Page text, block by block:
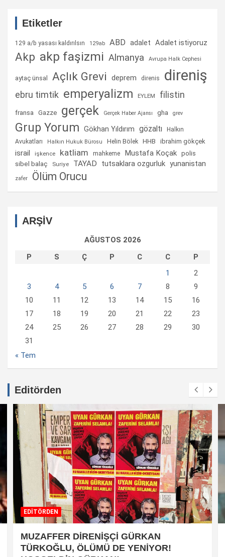
Etiketler
129 a/b yasası kaldırılsın 129ab ABD adalet Adalet istiyoruz
Akp akp faşizmi Almanya Avrupa Halk Cephesi
aytaç ünsal Açlık Grevi deprem direnis direniş
ebru timtik emperyalizm EYLEM filistin
fransa Gazze gerçek Gerçek Haber Ajansı gha grev
Grup Yorum Gökhan Yıldırım gözaltı
Halkın
Avukatları
Halkın Hukuk Bürosu Helin Bölek HHB ibrahim gökçek
israil işkence katliam mahkeme Mustafa Koçak polis
sibel balaç Suriye TAYAD tutsaklara ozgurluk yunanistan
zafer Ölüm Orucu
ARŞİV
AĞUSTOS 2026
P
S Ç P C C
P
1
2
3
4 5 6 7 8
9
10
11 12 13 14 15
16
17
18 19 20 21 22
23
24
25 26 27 28 29
30
31
« Tem
Editörden
EDİTÖRDEN
MUZAFFER DİRENİŞÇİ GÜRKAN
TÜRKOĞLU, ÖLÜMÜ DE YENİYOR!